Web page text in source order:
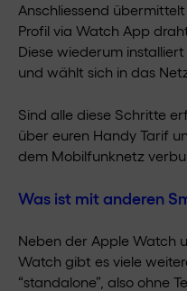
Anschliessend
Profil via Watch App
Diese wiederum
und wählt sich in das
Sind alle diese Schritte
über euren Handy Tarif
dem Mobilfunknetz
Was ist mit anderen
Neben der Apple Watch
Watch gibt es viele
“standalone”, also ohne